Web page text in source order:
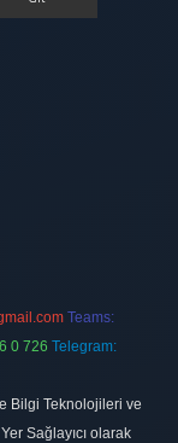
Teams:
0 726 Telegram:
Bilgi Teknolojileri ve
Sağlayıcı olarak